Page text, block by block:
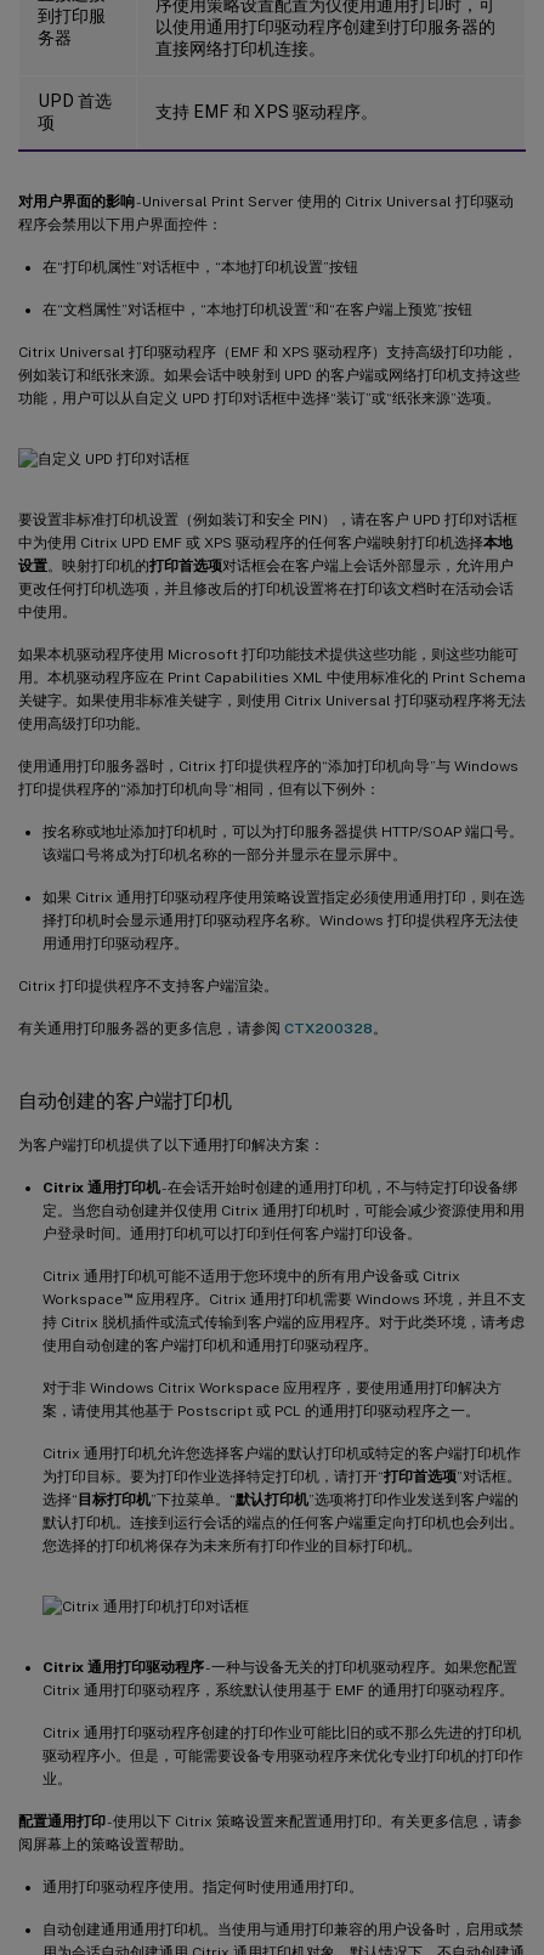
到打印服
务器
序使用策略设置配置为仅使用通用打印时，可
以使用通用打印驱动程序创建到打印服务器的
直接网络打印机连接。
UPD 首选
项
支持 EMF 和 XPS 驱动程序。
对用户界面的影响- Universal Print Server 使用的 Citrix Universal 打印驱动
程序会禁用以下用户界面控件：
在“打印机属性”对话框中，“本地打印机设置”按钮
在“文档属性”对话框中，“本地打印机设置”和“在客户端上预览”按钮
Citrix Universal 打印驱动程序（EMF 和 XPS 驱动程序）支持高级打印功能，
例如装订和纸张来源。如果会话中映射到 UPD 的客户端或网络打印机支持这些
功能，用户可以从自定义 UPD 打印对话框中选择“装订”或“纸张来源”选项。
要设置非标准打印机设置（例如装订和安全 PIN），请在客户 UPD 打印对话框
中为使用 Citrix UPD EMF 或 XPS 驱动程序的任何客户端映射打印机选择本地
设置。映射打印机的打印首选项对话框会在客户端上会话外部显示，允许用户
更改任何打印机选项，并且修改后的打印机设置将在打印该文档时在活动会话
中使用。
如果本机驱动程序使用 Microsoft 打印功能技术提供这些功能，则这些功能可
用。本机驱动程序应在 Print Capabilities XML 中使用标准化的 Print Schema
关键字。如果使用非标准关键字，则使用 Citrix Universal 打印驱动程序将无法
使用高级打印功能。
使用通用打印服务器时，Citrix 打印提供程序的“添加打印机向导”与 Windows
打印提供程序的“添加打印机向导”相同，但有以下例外：
按名称或地址添加打印机时，可以为打印服务器提供 HTTP/SOAP 端口号。
该端口号将成为打印机名称的一部分并显示在显示屏中。
如果 Citrix 通用打印驱动程序使用策略设置指定必须使用通用打印，则在选
择打印机时会显示通用打印驱动程序名称。Windows 打印提供程序无法使
用通用打印驱动程序。
Citrix 打印提供程序不支持客户端渲染。
有关通用打印服务器的更多信息，请参阅 CTX200328 。
自动创建的客户端打印机
为客户端打印机提供了以下通用打印解决方案：
Citrix 通用打印机- 在会话开始时创建的通用打印机，不与特定打印设备绑
定。当您自动创建并仅使用 Citrix 通用打印机时，可能会减少资源使用和用
户登录时间。通用打印机可以打印到任何客户端打印设备。
Citrix 通用打印机可能不适用于您环境中的所有用户设备或 Citrix
Workspace™应用程序。Citrix 通用打印机需要 Windows 环境，并且不支
持 Citrix 脱机插件或流式传输到客户端的应用程序。对于此类环境，请考虑
使用自动创建的客户端打印机和通用打印驱动程序。
对于非 Windows Citrix Workspace 应用程序，要使用通用打印解决方
案，请使用其他基于 Postscript 或 PCL 的通用打印驱动程序之一。
Citrix 通用打印机允许您选择客户端的默认打印机或特定的客户端打印机作
为打印目标。要为打印作业选择特定打印机，请打开“打印首选项”对话框。
选择“ 目标打印机”下拉菜单。“默认打印机”选项将打印作业发送到客户端的
默认打印机。连接到运行会话的端点的任何客户端重定向打印机也会列出。
您选择的打印机将保存为未来所有打印作业的目标打印机。
Citrix 通用打印驱动程序- 一种与设备无关的打印机驱动程序。如果您配置
Citrix 通用打印驱动程序，系统默认使用基于 EMF 的通用打印驱动程序。
Citrix 通用打印驱动程序创建的打印作业可能比旧的或不那么先进的打印机
驱动程序小。但是，可能需要设备专用驱动程序来优化专业打印机的打印作
业。
配置通用打印- 使用以下 Citrix 策略设置来配置通用打印。有关更多信息，请参
阅屏幕上的策略设置帮助。
通用打印驱动程序使用。指定何时使用通用打印。
自动创建通用通用打印机。当使用与通用打印兼容的用户设备时，启用或禁